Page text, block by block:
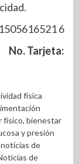
6
No. Tarjeta:
física
físico, bienestar
y presión
noticias de
de